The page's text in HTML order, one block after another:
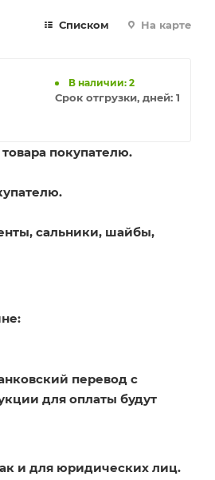
Списком На карте
В наличии: 2
Срок отгрузки, дней: 1
покупателю.
сальники, шайбы,
перевод с
для оплаты будут
и для юридических лиц.